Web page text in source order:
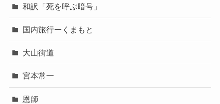
和訳「死を呼ぶ暗号」
国内旅行ーくまもと
大山街道
宮本常一
恩師